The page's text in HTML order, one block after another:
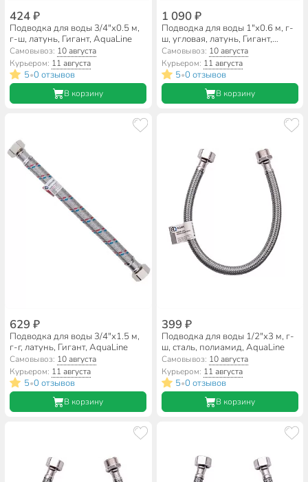
424 ₽
Подводка для воды 3/4"х0.5 м,
г-ш, латунь, Гигант, AquaLine
Самовывоз: 10 августа
Курьером: 11 августа
5•0 отзывов
В корзину
1 090 ₽
Подводка для воды 1"х0.6 м, г-
ш, угловая, латунь, Гигант,
AquaLine
Самовывоз: 10 августа
Курьером: 11 августа
5•0 отзывов
В корзину
629 ₽
Подводка для воды 3/4"х1.5 м,
г-г, латунь, Гигант, AquaLine
Самовывоз: 10 августа
Курьером: 11 августа
5•0 отзывов
В корзину
399 ₽
Подводка для воды 1/2"х3 м, г-
ш, сталь, полиамид, AquaLine
Самовывоз: 10 августа
Курьером: 11 августа
5•0 отзывов
В корзину